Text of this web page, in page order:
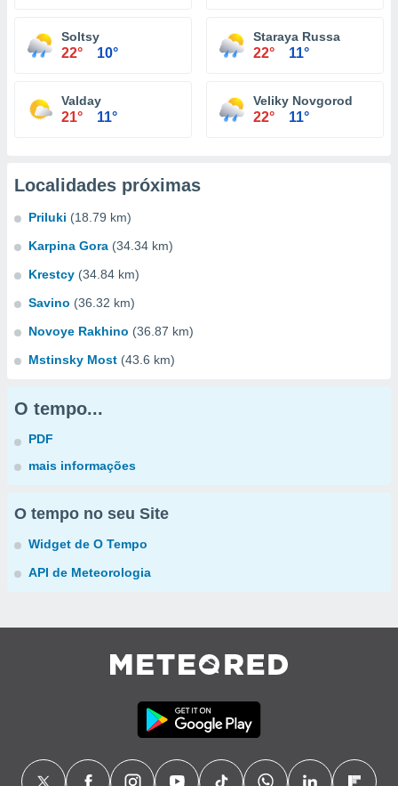
Soltsy
22° 10°
Staraya Russa
22° 11°
Valday
21° 11°
Veliky Novgorod
22° 11°
Localidades próximas
Priluki (18.79 km)
Karpina Gora (34.34 km)
Krestcy (34.84 km)
Savino (36.32 km)
Novoye Rakhino (36.87 km)
Mstinsky Most (43.6 km)
O tempo...
PDF
mais informações
O tempo no seu Site
Widget de O Tempo
API de Meteorologia